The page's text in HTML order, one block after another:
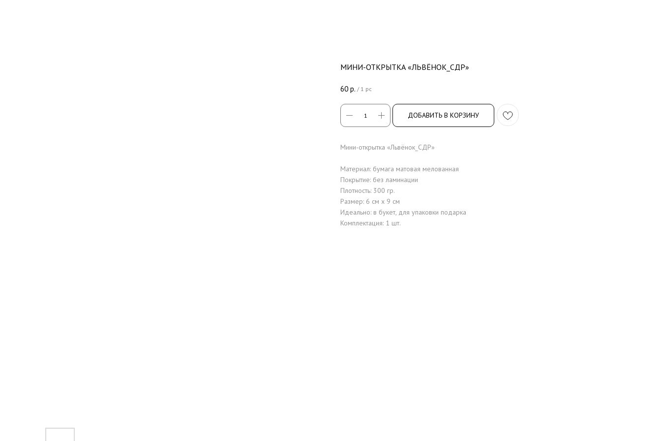
МИНИ-ОТКРЫТКА «ЛЬВЁНОК_СДР»
60 р. / 1 pc
ДОБАВИТЬ В КОРЗИНУ
Мини-открытка «Львёнок_СДР»
Материал: бумага матовая мелованная
Покрытие: без ламинации
Плотность: 300 гр.
Размер: 6 см x 9 см
Идеально: в букет, для упаковки подарка
Комплектация: 1 шт.